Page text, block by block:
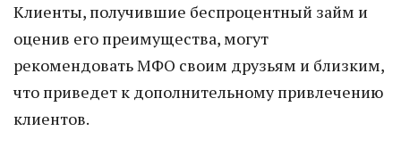
Клиенты, получившие беспроцентный займ и
оценив его преимущества, могут
рекомендовать МФО своим друзьям и близким,
что приведет к дополнительному привлечению
клиентов.